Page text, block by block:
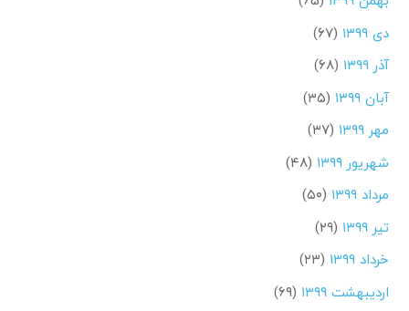
دی ۱۳۹۹
(۶۷)
آذر ۱۳۹۹
(۶۸)
آبان ۱۳۹۹
(۳۵)
مهر ۱۳۹۹
(۳۷)
شهریور ۱۳۹۹
(۴۸)
مرداد ۱۳۹۹
(۵۰)
تیر ۱۳۹۹
(۲۹)
خرداد ۱۳۹۹
(۲۳)
اردیبهشت ۱۳۹۹
(۶۹)